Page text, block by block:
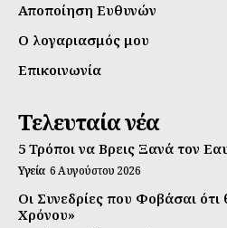
Αποποίηση Ευθυνών
Ο λογαριασμός μου
Επικοινωνία
Τελευταία νέα
5 Τρόποι να Βρεις Ξανά τον
Υγεία 6 Αυγούστου 2026
Οι Συνεδρίες που Φοβάσαι ότι
Χρόνου»